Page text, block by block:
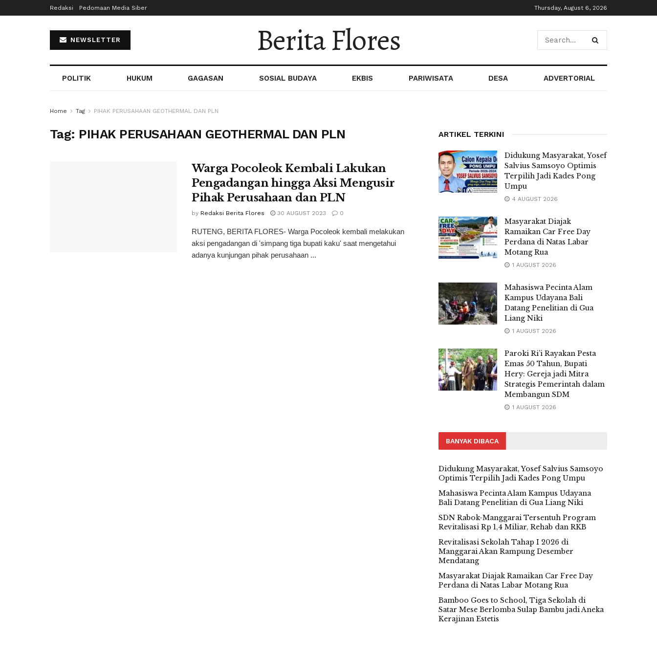
Redaksi Pedomaan Media Siber Thursday, August 6, 2026
NEWSLETTER Berita Flores
POLITIK HUKUM GAGASAN SOSIAL BUDAYA EKBIS PARIWISATA DESA ADVERTORIAL
Home Tag PIHAK PERUSAHAAN GEOTHERMAL DAN PLN
Tag: PIHAK PERUSAHAAN GEOTHERMAL DAN PLN
Warga Pocoleok Kembali Lakukan
Pengadangan hingga Aksi Mengusir
Pihak Perusahaan dan PLN
by Redaksi Berita Flores 30 AUGUST 2023 0
RUTENG, BERITA FLORES- Warga Pocoleok kembali melakukan
aksi pengadangan di 'simpang tiga bupati kaku' saat mengetahui
adanya kunjungan pihak perusahaan ...
ARTIKEL TERKINI
Didukung Masyarakat, Yosef
Salvius Samsoyo Optimis
Terpilih Jadi Kades Pong
Umpu
4 AUGUST 2026
Masyarakat Diajak
Ramaikan Car Free Day
Perdana di Natas Labar
Motang Rua
1 AUGUST 2026
Mahasiswa Pecinta Alam
Kampus Udayana Bali
Datang Penelitian di Gua
Liang Niki
1 AUGUST 2026
Paroki Ri’i Rayakan Pesta
Emas 50 Tahun, Bupati
Hery: Gereja jadi Mitra
Strategis Pemerintah dalam
Membangun SDM
1 AUGUST 2026
BANYAK DIBACA
Didukung Masyarakat, Yosef Salvius Samsoyo
Optimis Terpilih Jadi Kades Pong Umpu
Mahasiswa Pecinta Alam Kampus Udayana
Bali Datang Penelitian di Gua Liang Niki
SDN Rabok-Manggarai Tersentuh Program
Revitalisasi Rp 1,4 Miliar, Rehab dan RKB
Revitalisasi Sekolah Tahap I 2026 di
Manggarai Akan Rampung Desember
Mendatang
Masyarakat Diajak Ramaikan Car Free Day
Perdana di Natas Labar Motang Rua
Bamboo Goes to School, Tiga Sekolah di
Satar Mese Berlomba Sulap Bambu jadi Aneka
Kerajinan Estetis